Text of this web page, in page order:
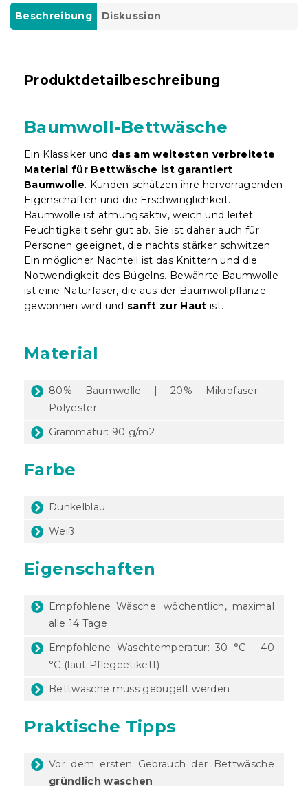
Beschreibung Diskussion
Produktdetailbeschreibung
Baumwoll-Bettwäsche
Ein Klassiker und das am weitesten verbreitete
Material für Bettwäsche ist garantiert
Baumwolle. Kunden schätzen ihre hervorragenden
Eigenschaften und die Erschwinglichkeit.
Baumwolle ist atmungsaktiv, weich und leitet
Feuchtigkeit sehr gut ab. Sie ist daher auch für
Personen geeignet, die nachts stärker schwitzen.
Ein möglicher Nachteil ist das Knittern und die
Notwendigkeit des Bügelns. Bewährte Baumwolle
ist eine Naturfaser, die aus der Baumwollpflanze
gewonnen wird und sanft zur Haut ist.
Material
80% Baumwolle | 20% Mikrofaser -
Polyester
Grammatur: 90 g/m2
Farbe
Dunkelblau
Weiß
Eigenschaften
Empfohlene Wäsche: wöchentlich, maximal
alle 14 Tage
Empfohlene Waschtemperatur: 30 °C - 40
°C (laut Pflegeetikett)
Bettwäsche muss gebügelt werden
Praktische Tipps
Vor dem ersten Gebrauch der Bettwäsche
gründlich waschen